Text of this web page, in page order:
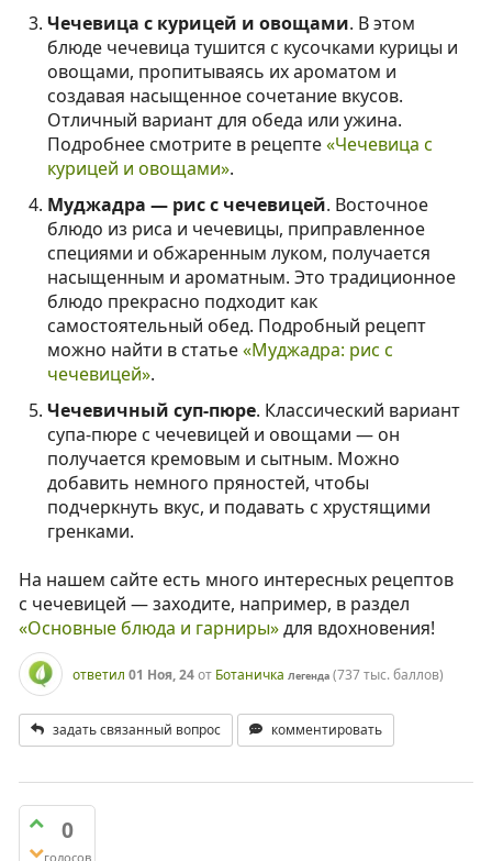
Чечевица с курицей и овощами. В этом
блюде чечевица тушится с кусочками курицы и
овощами, пропитываясь их ароматом и
создавая насыщенное сочетание вкусов.
Отличный вариант для обеда или ужина.
Подробнее смотрите в рецепте«Чечевица с
курицей и овощами».
Муджадра — рис с чечевицей. Восточное
блюдо из риса и чечевицы, приправленное
специями и обжаренным луком, получается
насыщенным и ароматным. Это традиционное
блюдо прекрасно подходит как
самостоятельный обед. Подробный рецепт
можно найти в статье«Муджадра: рис с
чечевицей».
Чечевичный суп-пюре. Классический вариант
супа-пюре с чечевицей и овощами — он
получается кремовым и сытным. Можно
добавить немного пряностей, чтобы
подчеркнуть вкус, и подавать с хрустящими
гренками.
На нашем сайте есть много интересных рецептов
с чечевицей — заходите, например, в раздел
«Основные блюда и гарниры»для вдохновения!
ответил 01 Ноя, 24от Ботаничка Легенда (737 тыс.баллов)
задать связанный вопрос комментировать
0
голосов